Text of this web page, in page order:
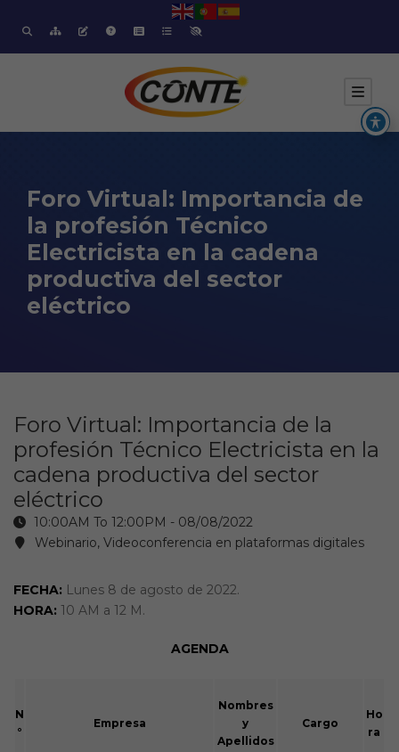
Foro Virtual: Importancia de
la profesión Técnico
Electricista en la cadena
productiva del sector
eléctrico
Foro Virtual: Importancia de la
profesión Técnico Electricista en la
cadena productiva del sector
eléctrico
10:00AM To 12:00PM - 08/08/2022
Webinario, Videoconferencia en plataformas digitales
FECHA: Lunes 8 de agosto de 2022.
HORA: 10 AM a 12 M.
AGENDA
N
°
Empresa
Nombres
y
Apellidos
Cargo
Ho
ra